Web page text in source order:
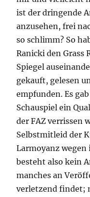
ist der dringende
anzusehen, frei
so schlimm? So
Ranicki den Grass
Spiegel
gekauft, gelesen
empfunden. Es
Schauspiel ein
der FAZ verrissen
Selbstmitleid der
Larmoyanz wegen
besteht also kein
manches an
verletzend findet;